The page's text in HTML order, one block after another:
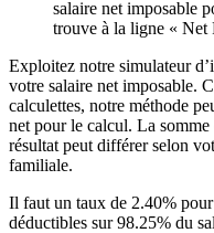
salaire net imposable
trouve à la ligne « Net
Exploitez notre simulateur
votre salaire net imposable.
calculettes, notre méthode
net pour le calcul. La somme
résultat peut différer selon
familiale.
Il faut un taux de 2.40%
déductibles sur 98.25% du